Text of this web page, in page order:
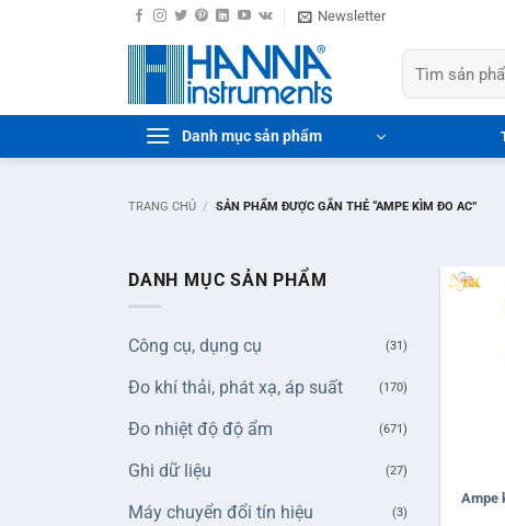
Newsletter
Tìm
kiếm:
Danh mục sản phẩm
TRANG CHỦ / SẢN PHẨM ĐƯỢC GẮN THẺ “AMPE KÌM ĐO AC”
DANH MỤC SẢN PHẨM
Công cụ, dụng cụ (31)
Đo khí thải, phát xạ, áp suất (170)
Đo nhiệt độ độ ẩm (671)
Ghi dữ liệu (27)
Máy chuyển đổi tín hiệu (3)
Ampe